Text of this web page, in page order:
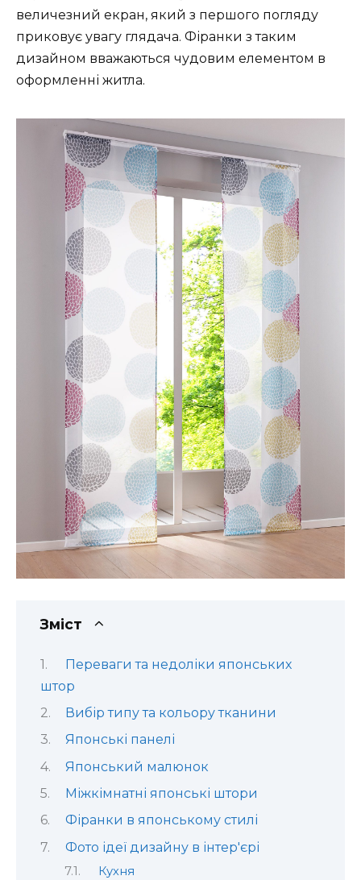
величезний екран, який з першого погляду
приковує увагу глядача. Фіранки з таким
дизайном вважаються чудовим елементом в
оформленні житла.
Зміст
Переваги та недоліки японських
штор
Вибір типу та кольору тканини
Японські панелі
Японський малюнок
Міжкімнатні японські штори
Фіранки в японському стилі
Фото ідеї дизайну в інтер'єрі
Кухня